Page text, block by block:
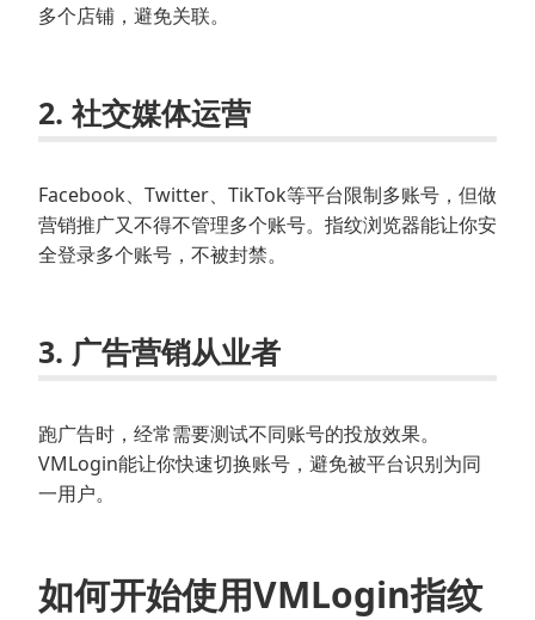
多个店铺，避免关联。
2. 社交媒体运营
Facebook、Twitter、TikTok等平台限制多账号，但做
营销推广又不得不管理多个账号。指纹浏览器能让你安
全登录多个账号，不被封禁。
3. 广告营销从业者
跑广告时，经常需要测试不同账号的投放效果。
VMLogin能让你快速切换账号，避免被平台识别为同
一用户。
如何开始使用VMLogin指纹